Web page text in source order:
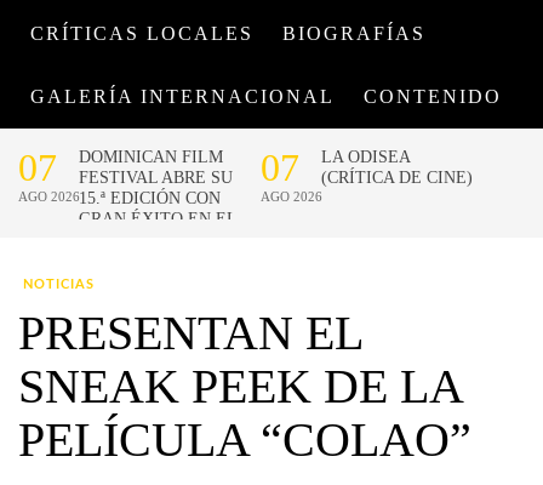
CRÍTICAS LOCALES BIOGRAFÍAS
GALERÍA INTERNACIONAL CONTENIDO
NOTICIAS
PRESENTAN EL
SNEAK PEEK DE LA
PELÍCULA “COLAO”